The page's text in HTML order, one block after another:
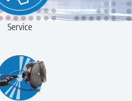
Service